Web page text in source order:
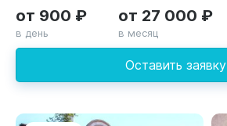
Оставить заявку
от 900 ₽
в день
от 27 000 ₽
в месяц